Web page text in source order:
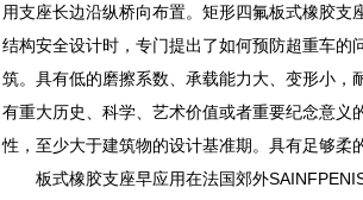
用支座长边沿纵桥向布置。矩形四氟板式橡胶
结构安全设计时，专门提出了如何预防超重车
筑。具有低的磨擦系数、承载能力大、变形小
有重大历史、科学、艺术价值或者重要纪念意义
性，至少大于建筑物的设计基准期。具有足够柔
板式橡胶支座早应用在法国郊外